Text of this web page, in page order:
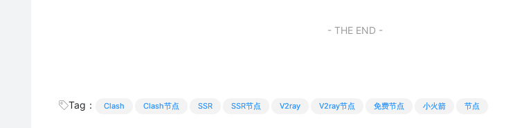
- THE END -
Tag： Clash Clash节点 SSR SSR节点 V2ray V2ray节点 免费节点 小火箭 节点